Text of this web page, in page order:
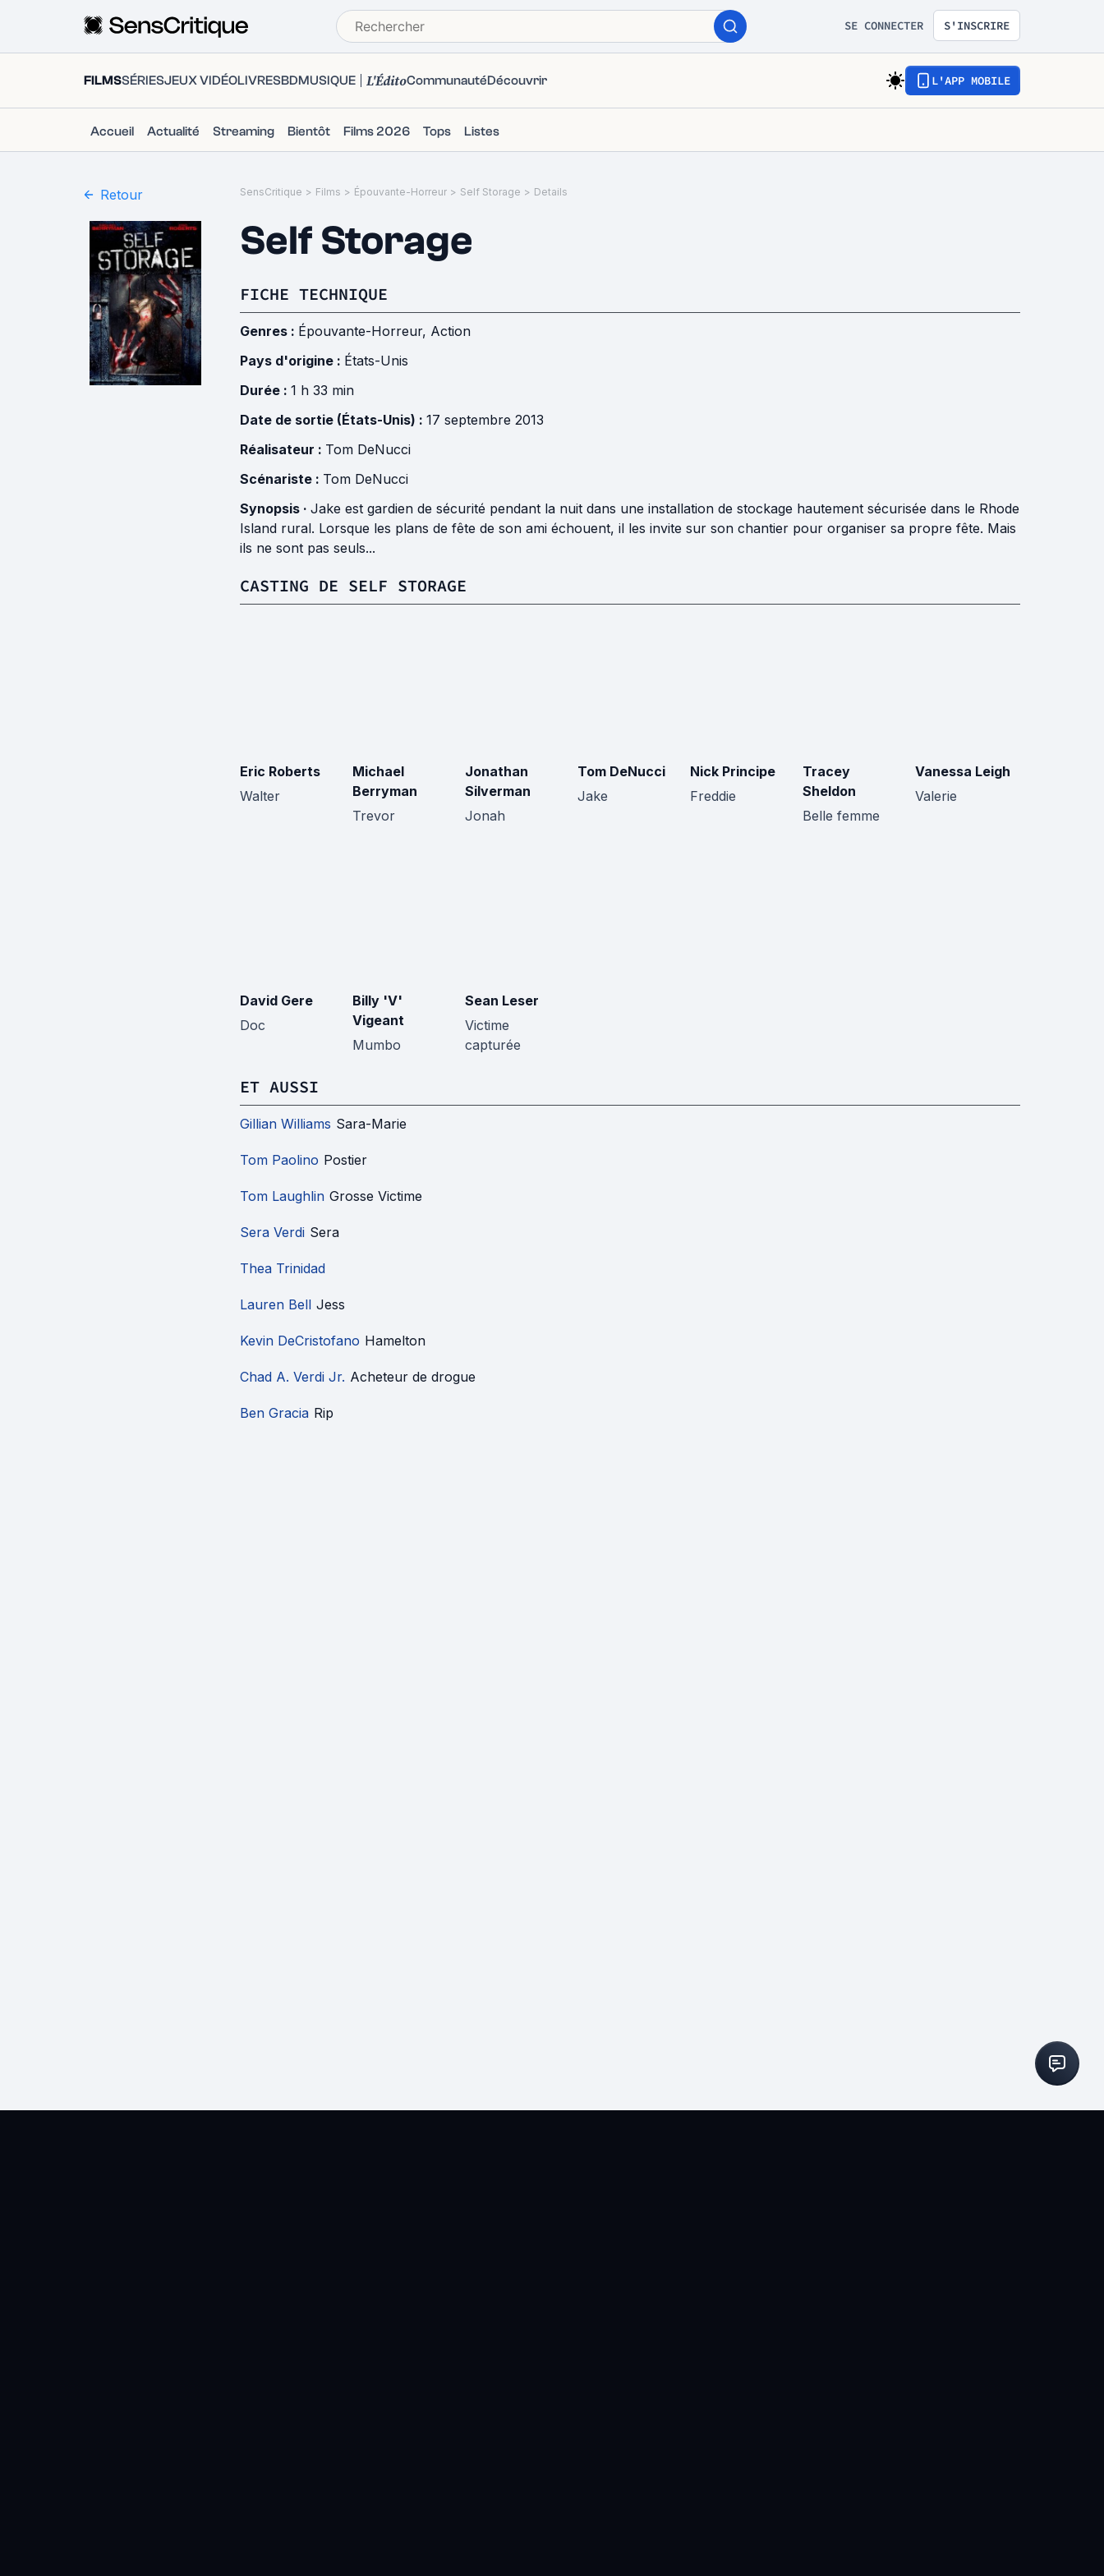
SE CONNECTER S'INSCRIRE
FILMSSÉRIESJEUX VIDÉOLIVRESBDMUSIQUE L'ÉditoCommunautéDécouvrir L'APP MOBILE
Accueil Actualité Streaming Bientôt Films 2026 Tops Listes
Retour SensCritique > Films > Épouvante-Horreur > Self Storage > Details
Self Storage
FICHE TECHNIQUE
Genres : Épouvante-Horreur, Action
Pays d'origine : États-Unis
Durée : 1 h 33 min
Date de sortie (États-Unis) : 17 septembre 2013
Réalisateur : Tom DeNucci
Scénariste : Tom DeNucci
Synopsis · Jake est gardien de sécurité pendant la nuit dans une installation de stockage hautement sécurisée dans le Rhode
Island rural. Lorsque les plans de fête de son ami échouent, il les invite sur son chantier pour organiser sa propre fête. Mais
ils ne sont pas seuls...
CASTING DE SELF STORAGE
Eric Roberts
Walter
Michael
Berryman
Trevor
Jonathan
Silverman
Jonah
Tom DeNucci
Jake
Nick Principe
Freddie
Tracey
Sheldon
Belle femme
Vanessa Leigh
Valerie
David Gere
Doc
Billy 'V'
Vigeant
Mumbo
Sean Leser
Victime
capturée
ET AUSSI
Gillian Williams Sara-Marie
Tom Paolino Postier
Tom Laughlin Grosse Victime
Sera Verdi Sera
Thea Trinidad
Lauren Bell Jess
Kevin DeCristofano Hamelton
Chad A. Verdi Jr. Acheteur de drogue
Ben Gracia Rip